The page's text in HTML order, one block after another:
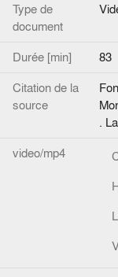
Type de
document
Durée [min]
83
Citation de la
source
.
video/mp4